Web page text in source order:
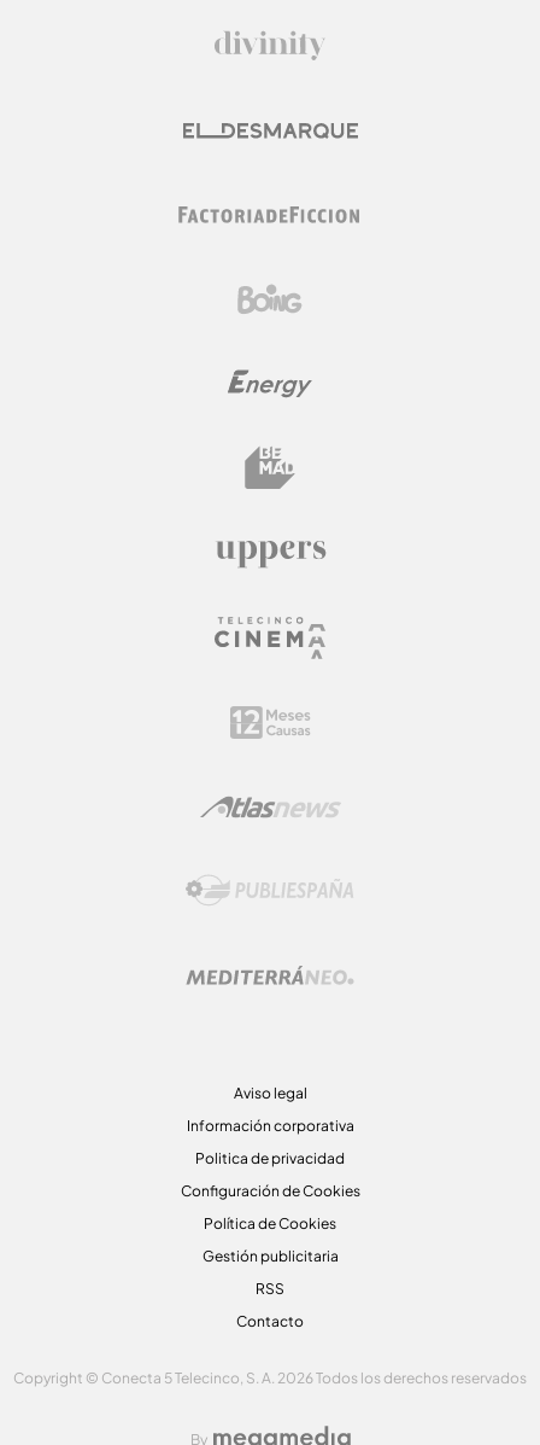
Aviso legal
Información corporativa
Politica de privacidad
Configuración de Cookies
Política de Cookies
Gestión publicitaria
RSS
Contacto
Copyright © Conecta 5 Telecinco, S. A. 2026 Todos los derechos reservados
By